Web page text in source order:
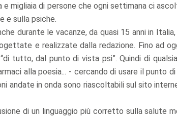
migliaia di persone che ogni settimana ci
e sulla psiche.
durante le vacanze, da quasi 15 anni in
e realizzate dalla redazione. Fino ad
tutto, dal punto di vista psi”. Quindi di
alla poesia... - cercando di usare il punto
andate in onda sono riascoltabili sul sito
di un linguaggio più corretto sulla salute